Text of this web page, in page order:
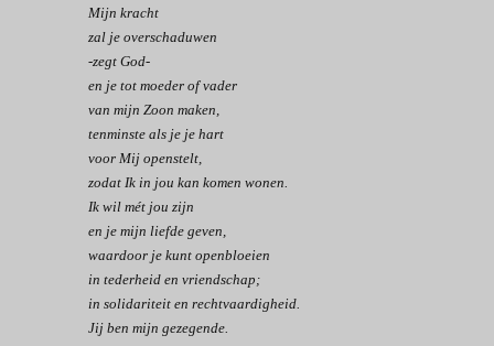
Mijn kracht
zal je overschaduwen
-zegt God-
en je tot moeder of vader
van mijn Zoon maken,
tenminste als je je hart
voor Mij openstelt,
zodat Ik in jou kan komen wonen.
Ik wil mét jou zijn
en je mijn liefde geven,
waardoor je kunt openbloeien
in tederheid en vriendschap;
in solidariteit en rechtvaardigheid.
Jij ben mijn gezegende.